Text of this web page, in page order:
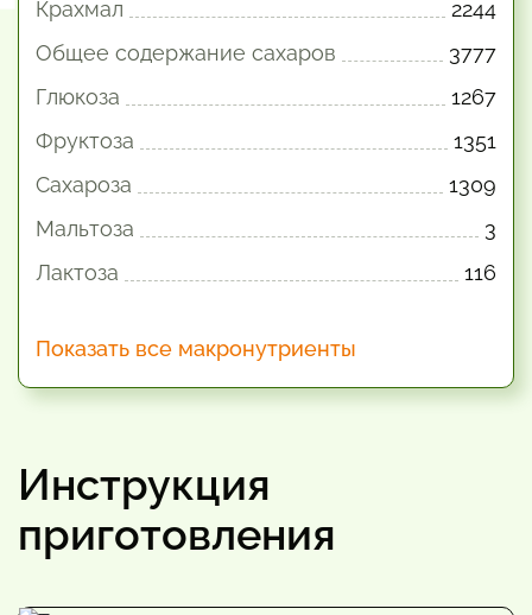
Крахмал
2244
Общее содержание сахаров
3777
Глюкоза
1267
Фруктоза
1351
Сахароза
1309
Мальтоза
3
Лактоза
116
Показать все макронутриенты
Инструкция
приготовления